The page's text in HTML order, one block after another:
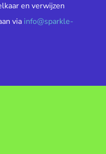
en verwijzen
via info@sparkle-